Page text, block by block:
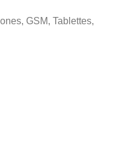
GSM, Tablettes,